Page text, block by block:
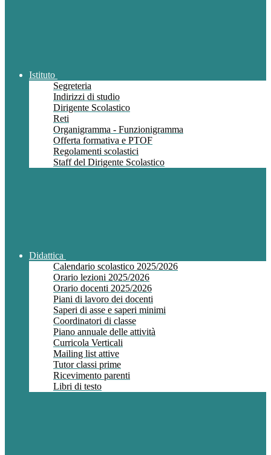
Istituto
Segreteria
Indirizzi di studio
Dirigente Scolastico
Reti
Organigramma - Funzionigramma
Offerta formativa e PTOF
Regolamenti scolastici
Staff del Dirigente Scolastico
Didattica
Calendario scolastico 2025/2026
Orario lezioni 2025/2026
Orario docenti 2025/2026
Piani di lavoro dei docenti
Saperi di asse e saperi minimi
Coordinatori di classe
Piano annuale delle attività
Curricola Verticali
Mailing list attive
Tutor classi prime
Ricevimento parenti
Libri di testo